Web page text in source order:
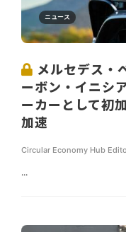
ニュース
メルセデス・
ーボン・イニシ
ーカーとして初
加速
Circular Economy Hub
...